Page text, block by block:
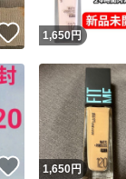
いいね！
1,650円
いいね！
1,650円